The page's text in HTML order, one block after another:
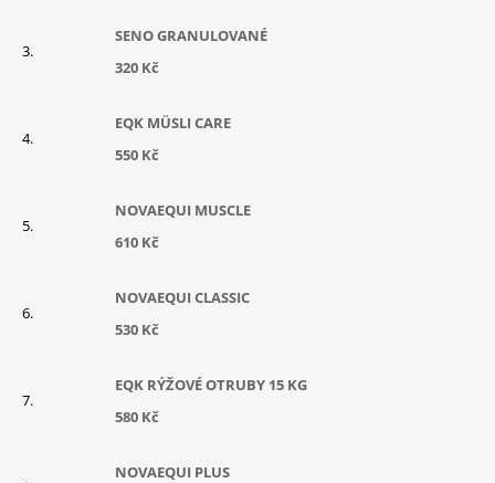
SENO GRANULOVANÉ
320 Kč
EQK MÜSLI CARE
550 Kč
NOVAEQUI MUSCLE
610 Kč
NOVAEQUI CLASSIC
530 Kč
EQK RÝŽOVÉ OTRUBY 15 KG
580 Kč
NOVAEQUI PLUS